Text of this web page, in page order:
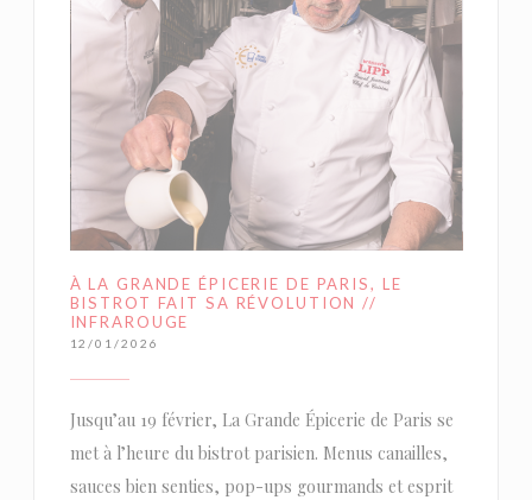
À LA GRANDE ÉPICERIE DE PARIS, LE
BISTROT FAIT SA RÉVOLUTION //
INFRAROUGE
12/01/2026
Jusqu’au 19 février, La Grande Épicerie de Paris se
met à l’heure du bistrot parisien. Menus canailles,
sauces bien senties, pop-ups gourmands et esprit